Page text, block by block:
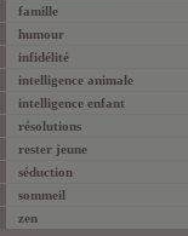
famille
humour
infidélité
intelligence animale
intelligence enfant
résolutions
rester jeune
séduction
sommeil
zen